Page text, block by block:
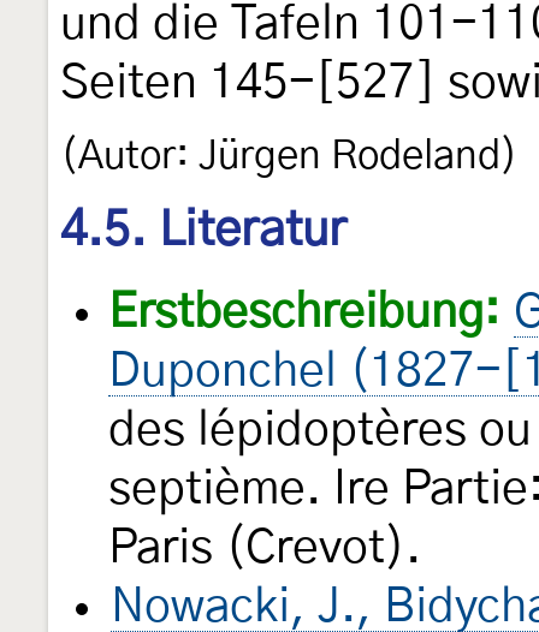
und die Tafeln 101-
Seiten 145-[527]
(Autor: Jürgen Rodeland)
4.5. Literatur
Erstbeschreibung:
Duponchel (1827-
des lépidoptères
septième. Ire
Paris (Crevot).
Nowacki, J.,